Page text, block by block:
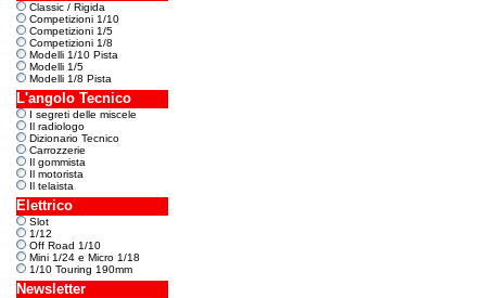
Classic / Rigida
Competizioni 1/10
Competizioni 1/5
Competizioni 1/8
Modelli 1/10 Pista
Modelli 1/5
Modelli 1/8 Pista
L'angolo Tecnico
I segreti delle miscele
Il radiologo
Dizionario Tecnico
Carrozzerie
Il gommista
Il motorista
Il telaista
Elettrico
Slot
1/12
Off Road 1/10
Mini 1/24 e Micro 1/18
1/10 Touring 190mm
Newsletter